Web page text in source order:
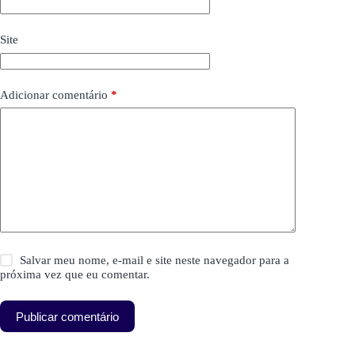
Site
Adicionar comentário *
Salvar meu nome, e-mail e site neste navegador para a
próxima vez que eu comentar.
Publicar comentário